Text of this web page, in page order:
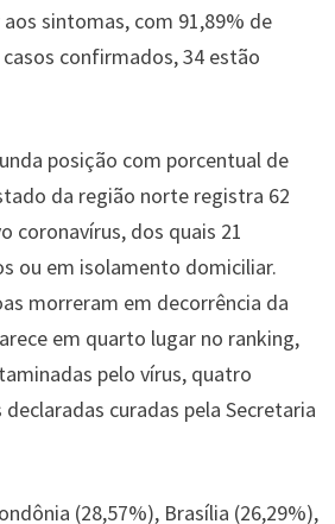
sintomas, com 91,89% de
confirmados, 34 estão
posição com porcentual de
da região norte registra 62
coronavírus, dos quais 21
ou em isolamento domiciliar.
morreram em decorrência da
em quarto lugar no ranking,
pelo vírus, quatro
curadas pela Secretaria
(28,57%), Brasília (26,29%),